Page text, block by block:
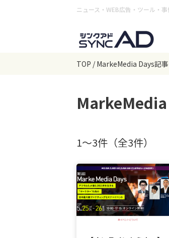
ニュース・WEB広告・ツール・
TOP
MarkeMedia Days記
1〜3件（全3件）